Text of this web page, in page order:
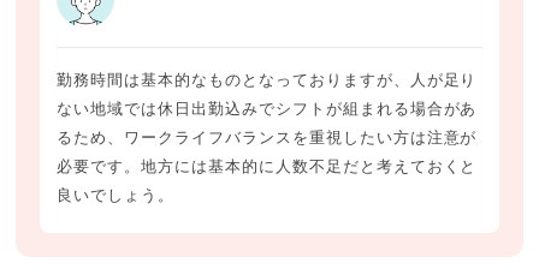
勤務時間は基本的なものとなっておりますが、人が足り
ない地域では休日出勤込みでシフトが組まれる場合があ
るため、ワークライフバランスを重視したい方は注意が
必要です。地方には基本的に人数不足だと考えておくと
良いでしょう。